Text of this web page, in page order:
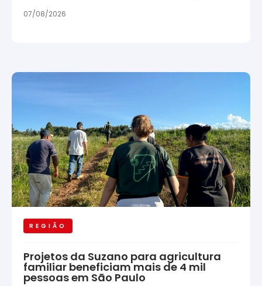
07/08/2026
REGIÃO
Projetos da Suzano para agricultura
familiar beneficiam mais de 4 mil
pessoas em São Paulo